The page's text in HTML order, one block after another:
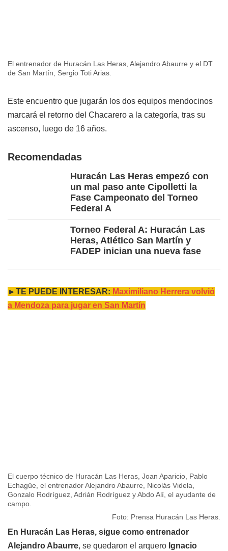
El entrenador de Huracán Las Heras, Alejandro Abaurre y el DT
de San Martín, Sergio Toti Arias.
Este encuentro que jugarán los dos equipos mendocinos
marcará el retorno del Chacarero a la categoría, tras su
ascenso, luego de 16 años.
Recomendadas
Huracán Las Heras empezó con
un mal paso ante Cipolletti la
Fase Campeonato del Torneo
Federal A
Torneo Federal A: Huracán Las
Heras, Atlético San Martín y
FADEP inician una nueva fase
►TE PUEDE INTERESAR: Maximiliano Herrera volvió
a Mendoza para jugar en San Martín
El cuerpo técnico de Huracán Las Heras, Joan Aparicio, Pablo
Echagüe, el entrenador Alejandro Abaurre, Nicolás Videla,
Gonzalo Rodríguez, Adrián Rodríguez y Abdo Alí, el ayudante de
campo.
Foto: Prensa Huracán Las Heras.
En Huracán Las Heras, sigue como entrenador
Alejandro Abaurre, se quedaron el arquero Ignacio